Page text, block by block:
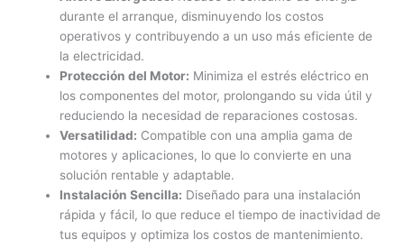
durante el arranque, disminuyendo los costos
operativos y contribuyendo a un uso más eficiente de
la electricidad.
Protección del Motor: Minimiza el estrés eléctrico en
los componentes del motor, prolongando su vida útil y
reduciendo la necesidad de reparaciones costosas.
Versatilidad: Compatible con una amplia gama de
motores y aplicaciones, lo que lo convierte en una
solución rentable y adaptable.
Instalación Sencilla: Diseñado para una instalación
rápida y fácil, lo que reduce el tiempo de inactividad de
tus equipos y optimiza los costos de mantenimiento.